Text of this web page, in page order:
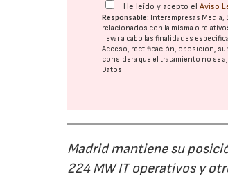
He leído y acepto elAviso
Responsable: Interempresas Media,
relacionados con la misma o
llevar a cabo las finalidades
Acceso, rectificación, oposición,
considera que el tratamiento no se
Datos
Madrid mantiene su
224 MW IT operativos y